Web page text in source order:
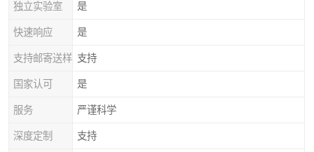
独立实验室 是
快速响应 是
支持邮寄送样 支持
国家认可 是
服务 严谨科学
深度定制 支持